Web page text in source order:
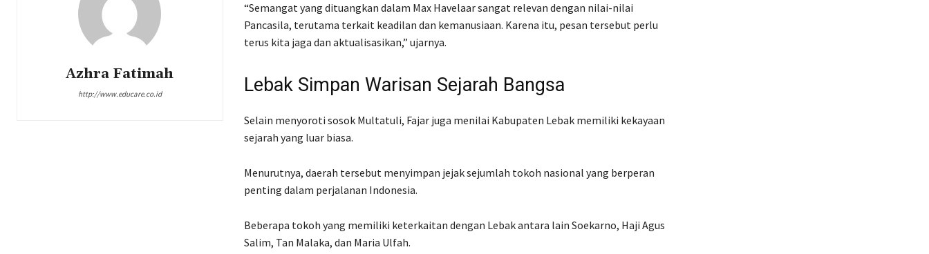
Azhra Fatimah
http://www.educare.co.id
“Semangat yang dituangkan dalam Max Havelaar sangat relevan dengan nilai-nilai
Pancasila, terutama terkait keadilan dan kemanusiaan. Karena itu, pesan tersebut perlu
terus kita jaga dan aktualisasikan,” ujarnya.
Lebak Simpan Warisan Sejarah Bangsa
Selain menyoroti sosok Multatuli, Fajar juga menilai Kabupaten Lebak memiliki kekayaan
sejarah yang luar biasa.
Menurutnya, daerah tersebut menyimpan jejak sejumlah tokoh nasional yang berperan
penting dalam perjalanan Indonesia.
Beberapa tokoh yang memiliki keterkaitan dengan Lebak antara lain Soekarno, Haji Agus
Salim, Tan Malaka, dan Maria Ulfah.